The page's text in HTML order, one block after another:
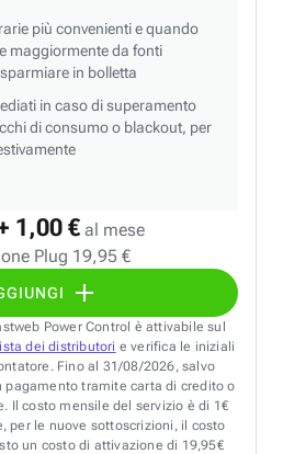
1,00 € al mese
Plug 19,95 €
più convenienti e quando
maggiormente da fonti
in bolletta
in caso di superamento
di consumo o blackout, per
Power Control è attivabile sul
dei distributori e verifica le iniziali
Fino al 31/08/2026, salvo
pagamento tramite carta di credito o
Il costo mensile del servizio è di 1€
per le nuove sottoscrizioni, il costo
un costo di attivazione di 19,95€